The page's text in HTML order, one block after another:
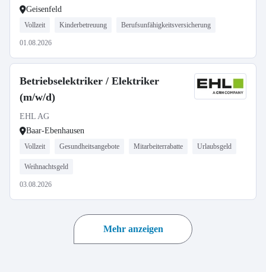
Geisenfeld
Vollzeit Kinderbetreuung Berufsunfähigkeitsversicherung
01.08.2026
Betriebselektriker / Elektriker
(m/w/d)
EHL AG
Baar-Ebenhausen
Vollzeit Gesundheitsangebote Mitarbeiterrabatte Urlaubsgeld
Weihnachtsgeld
03.08.2026
Mehr anzeigen